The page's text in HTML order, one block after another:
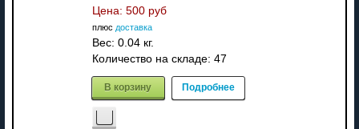
Цена: 500 руб
плюс доставка
Вес: 0.04 кг.
Количество на складе: 47
В корзину Подробнее